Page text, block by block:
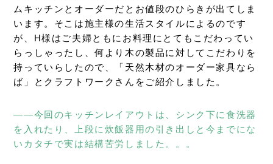
ムキッチンとオーダーだとお値段のひらきが出てしま
います。そこは施主様の生活スタイルによるのです
が、H様はご夫婦ともにお料理にとてもこだわってい
らっしゃったし、何より木の製品に対してこだわりを
持っていらしたので、「天然木材のオーダー家具なら
ば」とクラフトワークさんをご紹介しました。
――今回のキッチンレイアウトは、シンク下に食洗器
を入れたり、上段に炊飯器用の引き出しと今までにな
いカタチで実は結構苦労しました。。。